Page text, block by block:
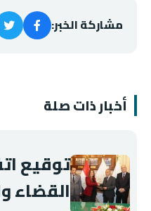
مشاركة الخبر:
أخبار ذات صلة
توقيع
القضاء